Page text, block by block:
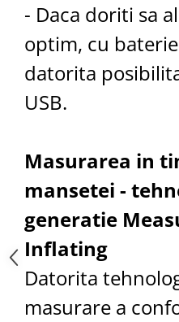
- Daca doriti sa
optim, cu
datorita
USB.
Masurarea in
mansetei -
generatie
Inflating
Datorita
masurare a